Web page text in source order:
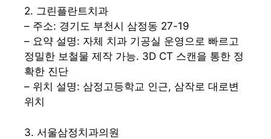
2. 그린플란트치과
– 주소: 경기도 부천시 삼정동 27-19
– 요약 설명: 자체 치과 기공실 운영으로 빠르고
정밀한 보철물 제작 가능. 3D CT 스캔을 통한 정
확한 진단
– 위치 설명: 삼정고등학교 인근, 삼작로 대로변
위치
3. 서울삼정치과의원